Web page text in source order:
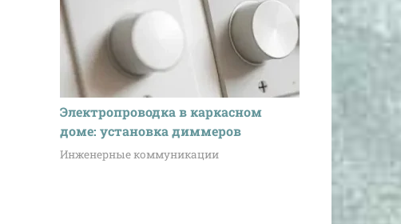
Электропроводка в каркасном
доме: установка диммеров
Инженерные коммуникации